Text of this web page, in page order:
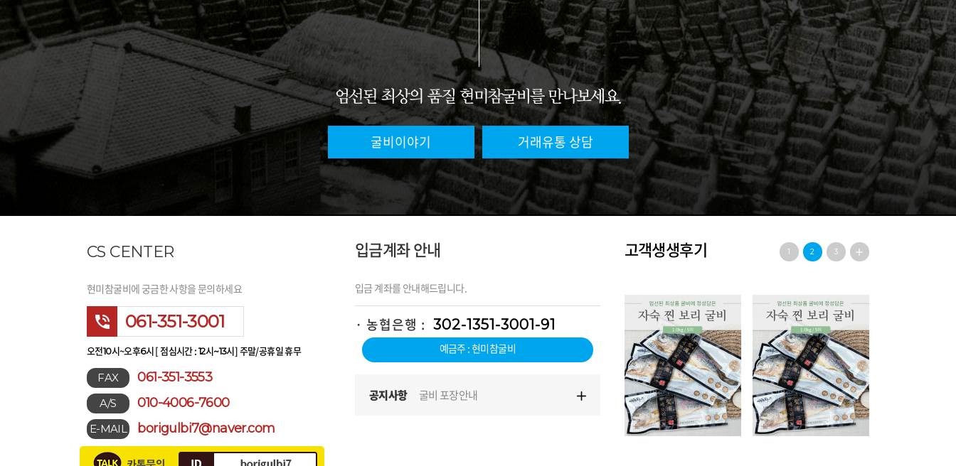
굴비이야기 거래유통 상담
CS CENTER
현미참굴비에 궁금한 사항을 문의하세요
061-351-3001
오전10시~오후6시 [ 점심시간 :12시~13시] 주말/공휴일 휴무
FAX
061-351-3553
A/S 010-4006-7600
E-MAIL borigulbi7@naver.com
입금계좌 안내
입금 계좌를 안내해드립니다.
· 농협은행 : 302-1351-3001-91
예금주 : 현미참굴비
공지사항 굴비 포장안내
고객생생후기 1 2 3